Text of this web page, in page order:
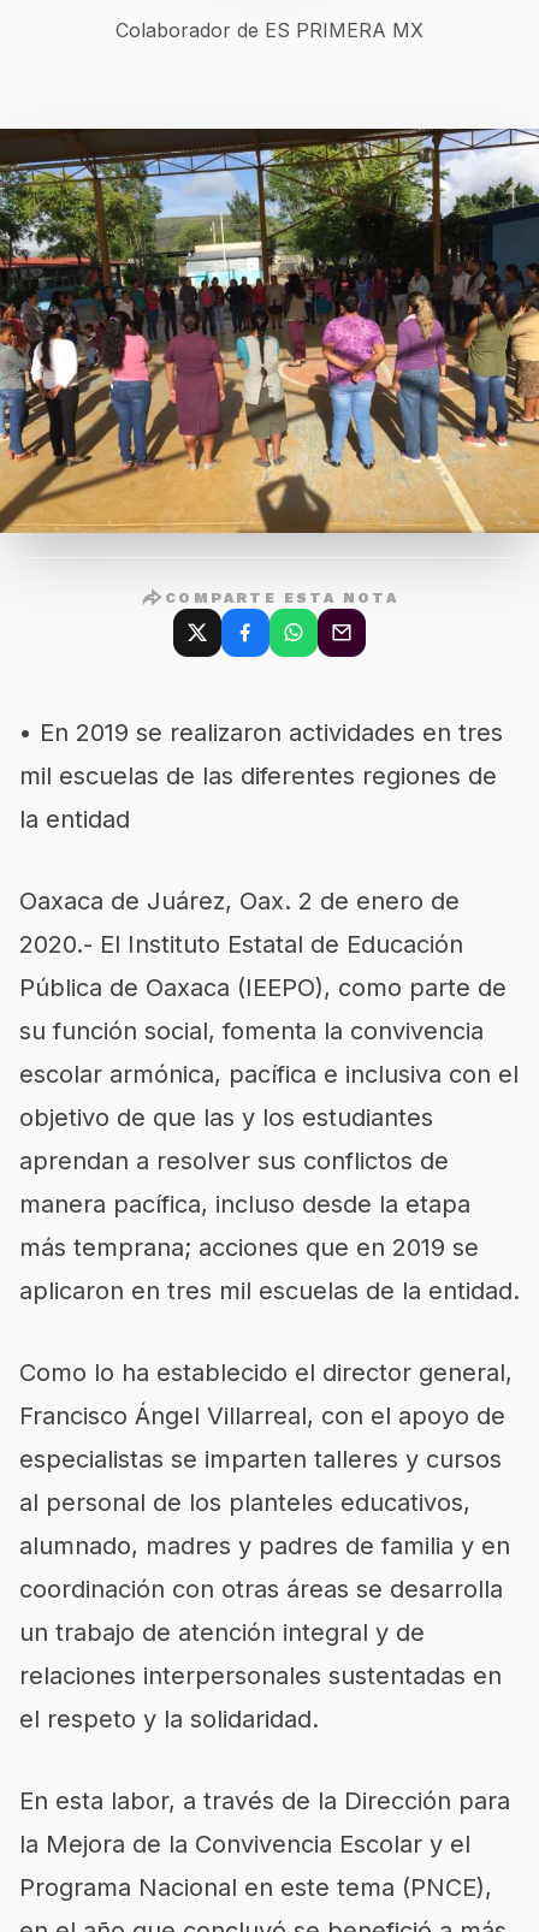
Colaborador de ES PRIMERA MX
COMPARTE ESTA NOTA
• En 2019 se realizaron actividades en tres
mil escuelas de las diferentes regiones de
la entidad
Oaxaca de Juárez, Oax. 2 de enero de
2020.- El Instituto Estatal de Educación
Pública de Oaxaca (IEEPO), como parte de
su función social, fomenta la convivencia
escolar armónica, pacífica e inclusiva con el
objetivo de que las y los estudiantes
aprendan a resolver sus conflictos de
manera pacífica, incluso desde la etapa
más temprana; acciones que en 2019 se
aplicaron en tres mil escuelas de la entidad.
Como lo ha establecido el director general,
Francisco Ángel Villarreal, con el apoyo de
especialistas se imparten talleres y cursos
al personal de los planteles educativos,
alumnado, madres y padres de familia y en
coordinación con otras áreas se desarrolla
un trabajo de atención integral y de
relaciones interpersonales sustentadas en
el respeto y la solidaridad.
En esta labor, a través de la Dirección para
la Mejora de la Convivencia Escolar y el
Programa Nacional en este tema (PNCE),